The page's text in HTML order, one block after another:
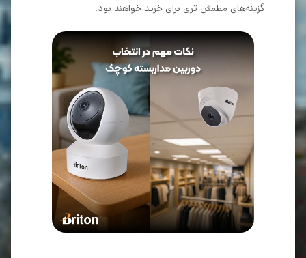
گزینه‌های مطمئن تری برای خرید خواهند بود.